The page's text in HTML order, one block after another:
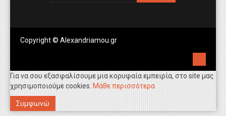
Copyright © Alexandriamou.gr
Για να σου εξασφαλίσουμε μια κορυφαία εμπειρία, στο site μας
χρησιμοποιούμε cookies. Μάθε περισσότερα
Συμφωνώ